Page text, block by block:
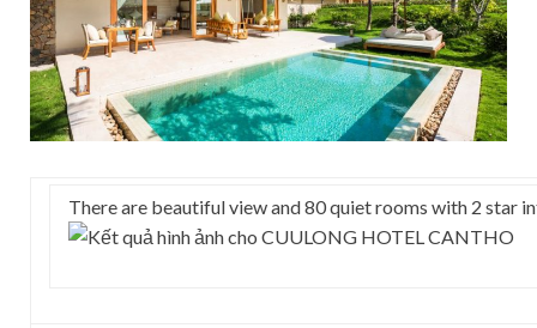
There are beautiful view and 80 quiet rooms with 2 star